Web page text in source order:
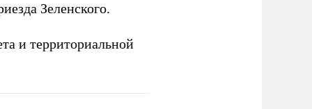
Зеленского.
и территориальной